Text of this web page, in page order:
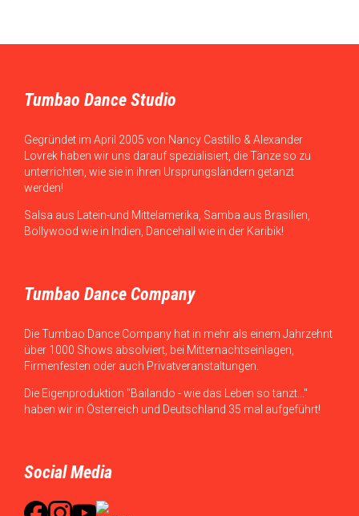
Tumbao Dance Studio
Gegründet im April 2005 von Nancy Castillo & Alexander
Lovrek haben wir uns darauf spezialisiert, die Tänze so zu
unterrichten, wie sie in ihren Ursprungsländern getanzt
werden!
Salsa aus Latein-und Mittelamerika, Samba aus Brasilien,
Bollywood wie in Indien, Dancehall wie in der Karibik!
Tumbao Dance Company
Die Tumbao Dance Company hat in mehr als einem Jahrzehnt
über 1000 Shows absolviert, bei Mitternachtseinlagen,
Firmenfesten oder auch Privatveranstaltungen.
Die Eigenproduktion "Bailando - wie das Leben so tanzt..."
haben wir in Österreich und Deutschland 35 mal aufgeführt!
Social Media